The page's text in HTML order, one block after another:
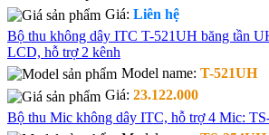
Giá: Liên hệ
Bộ thu không dây ITC T-521UH băng tần
LCD, hỗ trợ 2 kênh
Model name: T-521UH
Giá: 23.122.000
Bộ thu Mic không dây ITC, hỗ trợ 4 Mic: